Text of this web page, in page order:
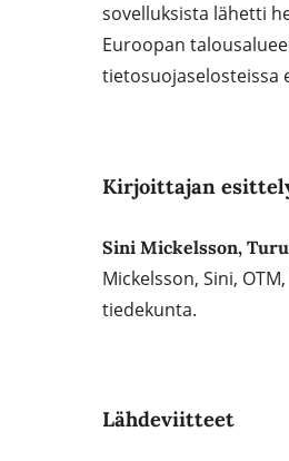
sovelluksista lähetti
Euroopan
tietosuojaselosteissa
Kirjoittajan
Sini Mickelsson,
Mickelsson, Sini,
tiedekunta.
Lähdeviitteet